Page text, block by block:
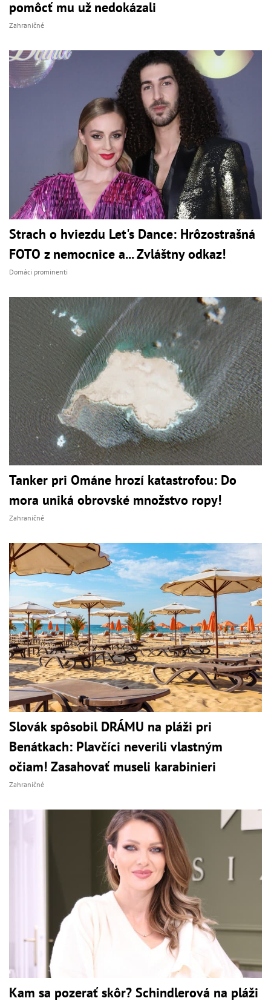
pomôcť mu už nedokázali
Zahraničné
Strach o hviezdu Let's Dance: Hrôzostrašná
FOTO z nemocnice a... Zvláštny odkaz!
Domáci prominenti
Tanker pri Ománe hrozí katastrofou: Do
mora uniká obrovské množstvo ropy!
Zahraničné
Slovák spôsobil DRÁMU na pláži pri
Benátkach: Plavčíci neverili vlastným
očiam! Zasahovať museli karabinieri
Zahraničné
Kam sa pozerať skôr? Schindlerová na pláži